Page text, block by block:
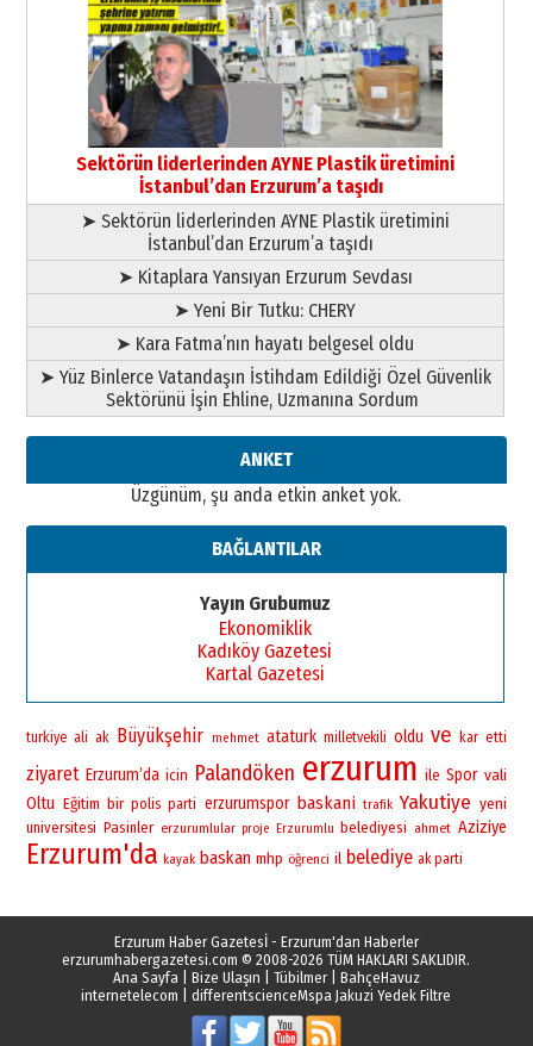
Ardında bıraktığı hatıralarıyla
gönül adamı Faruk Terzioğlu!
13 Mayıs 2026 Çarşamba
Esat BİNDESEN
Başkan Sekmen’den Erzurum’a
bir vizyon proje daha!
02 Ağustos 2026 Pazar
Sektörün liderlerinden AYNE Plastik üretimini
İstanbul’dan Erzurum’a taşıdı
➤ Sektörün liderlerinden AYNE Plastik üretimini
İstanbul’dan Erzurum’a taşıdı
➤ Kitaplara Yansıyan Erzurum Sevdası
➤ Yeni Bir Tutku: CHERY
➤ Kara Fatma’nın hayatı belgesel oldu
➤ Yüz Binlerce Vatandaşın İstihdam Edildiği Özel Güvenlik
Sektörünü İşin Ehline, Uzmanına Sordum
ANKET
Üzgünüm, şu anda etkin anket yok.
BAĞLANTILAR
Yayın Grubumuz
Ekonomiklik
Kadıköy Gazetesi
Kartal Gazetesi
turkiye ali ak Büyükşehir mehmet ataturk milletvekili oldu ve kar etti
ziyaret Erzurum’da icin Palandöken erzurum ile Spor vali
Oltu Eğitim bir polis parti erzurumspor baskani trafik Yakutiye yeni
universitesi Pasinler erzurumlular proje Erzurumlu belediyesi ahmet Aziziye
Erzurum'da kayak baskan mhp öğrenci il belediye ak parti
Erzurum Haber Gazetesİ - Erzurum'dan Haberler
erzurumhabergazetesi.com © 2008-2026 TÜM HAKLARI SAKLIDIR.
Ana Sayfa
Bize Ulaşın Tübilmer| BahçeHavuz
internetelecom |differentscienceMspa Jakuzi Yedek Filtre